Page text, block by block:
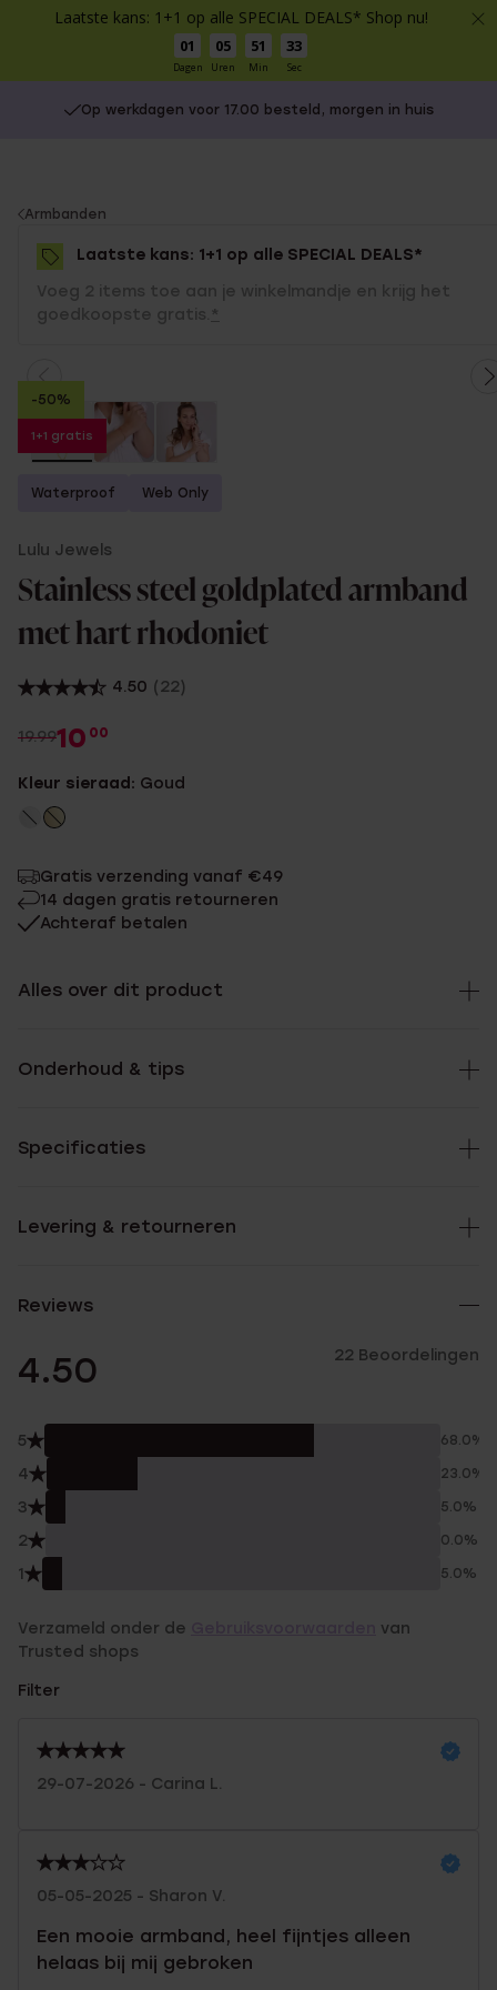
Laatste kans: 1+1 op alle SPECIAL DEALS* Shop nu!
01
Dagen
05
Uren
51
Min
32
Sec
Op werkdagen voor 17.00 besteld, morgen in huis
You
are
here:
Armbanden
Laatste kans: 1+1 op alle SPECIAL DEALS*
Voeg 2 items toe aan je winkelmandje en krijg het
goedkoopste gratis. *
-50%
1+1 gratis
Waterproof Web Only
Lulu Jewels
Stainless steel goldplated armband
met hart rhodoniet
4.50 (22)
19.9910 00
Kleur sieraad: Goud
Gratis verzending vanaf €49
14 dagen gratis retourneren
Achteraf betalen
Alles over dit product
Onderhoud & tips
Specificaties
Levering & retourneren
Reviews
4.50 22 Beoordelingen
5 68.0%
4 23.0%
3 5.0%
2 0.0%
1 5.0%
Verzameld onder de
van
Trusted shops
Filter
29-07-2026 - Carina L.
05-05-2025 - Sharon V.
Een mooie armband, heel fijntjes alleen
helaas bij mij gebroken